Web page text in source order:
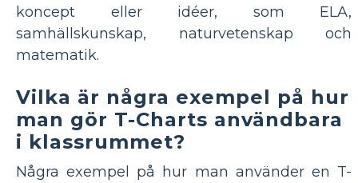
koncept eller idéer, som ELA,
samhällskunskap, naturvetenskap och
matematik.
Vilka är några exempel på hur
man gör T-Charts användbara
i klassrummet?
Några exempel på hur man använder en T-